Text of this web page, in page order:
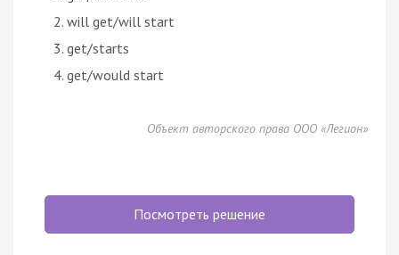
will get/will start
get/starts
get/would start
Объект авторского права ООО «Легион»
Посмотреть решение